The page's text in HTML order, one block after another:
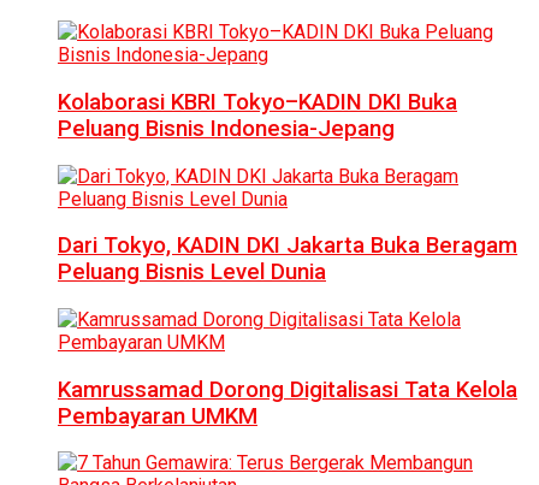
Kolaborasi KBRI Tokyo–KADIN DKI Buka
Peluang Bisnis Indonesia-Jepang
Dari Tokyo, KADIN DKI Jakarta Buka Beragam
Peluang Bisnis Level Dunia
Kamrussamad Dorong Digitalisasi Tata Kelola
Pembayaran UMKM